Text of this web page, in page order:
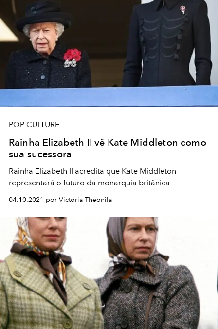
POP CULTURE
Rainha Elizabeth II vê Kate Middleton como
sua sucessora
Rainha Elizabeth II acredita que Kate Middleton
representará o futuro da monarquia britânica
04.10.2021 por Victória Theonila